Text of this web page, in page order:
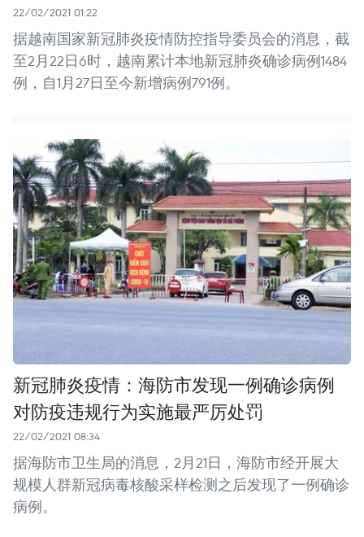
22/02/2021 01:22
据越南国家新冠肺炎疫情防控指导委员会的消息，截
至2月22日6时，越南累计本地新冠肺炎确诊病例1484
例，自1月27日至今新增病例791例。
新冠肺炎疫情：海防市发现一例确诊病例
对防疫违规行为实施最严厉处罚
22/02/2021 08:34
据海防市卫生局的消息，2月21日，海防市经开展大
规模人群新冠病毒核酸采样检测之后发现了一例确诊
病例。